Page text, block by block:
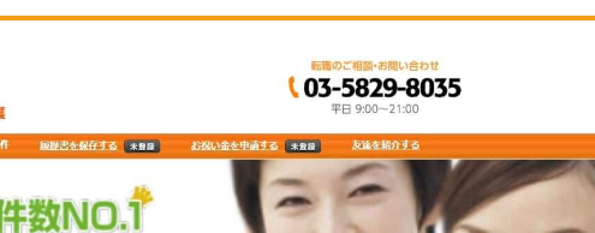
ェント23社が各社のWEBサイトで公開している求人のうち、「職種：介護職・ヘルパー／介護福祉士」「
ランキング対象外転職エージェントについて
」または「サービスエリア対象外」の転職エージェントについては、ランキングから除外しています。
調査日